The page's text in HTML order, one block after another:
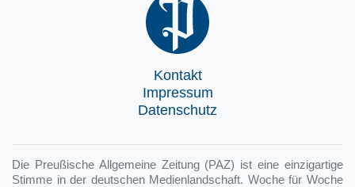
Kontakt
Impressum
Datenschutz
Die Preußische Allgemeine Zeitung (PAZ) ist eine einzigartige
Stimme in der deutschen Medienlandschaft. Woche für Woche